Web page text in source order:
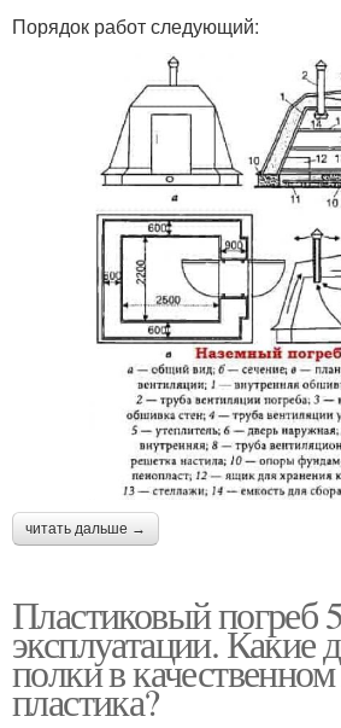
Порядок работ следующий:
читать дальше →
Пластиковый погреб
эксплуатации.
полки в
пластика?